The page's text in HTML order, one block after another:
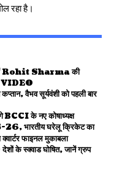
रहा है।
Sharma की
– VIDEO
वैभव सूर्यवंशी को पहली बार
BCCI के नए कोषाध्यक्ष
भारतीय घरेलू क्रिकेट का
फाइनल मुकाबला
स्क्वाड घोषित, जानें ग्रुप